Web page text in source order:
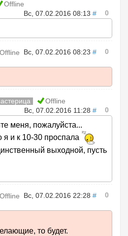
Offline
Вс, 07.02.2016 08:13 # 0
Offline Вс, 07.02.2016 08:23 # 0
Offline
Вс, 07.02.2016 11:28 # 0
меня, пожалуйста...
я и к 10-30 проспала
выходной, пусть
Offline Вс, 07.02.2016 22:28 # 0
то будет.